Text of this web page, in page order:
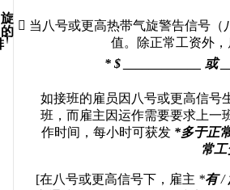
†
 当八号或更高热带气旋警告信号
值。除正常工资外
* $ ____________ 或
如接班的雇员因 八号或更高信号
班，而雇主因运作需要要求上一
作时间，每小时可获发 *多于正
常工
[在八号或更高信号下 ， 雇主 *有 /